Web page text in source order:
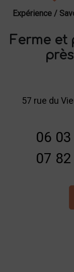
Expérience /
Ferme et
57 rue du
06
07